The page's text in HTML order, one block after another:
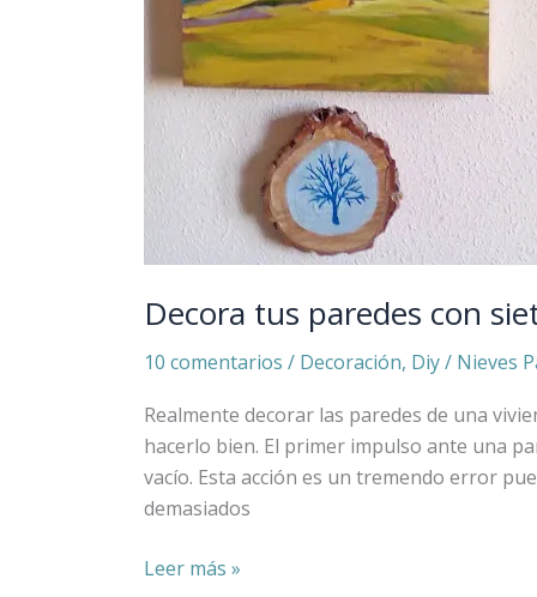
Decora tus paredes con
10 comentarios / Decoración, Diy/ Nieves
Realmente decorar las paredes de una
hacerlo bien. El primer impulso ante una
vacío. Esta acción es un tremendo error
demasiados
Leer más »